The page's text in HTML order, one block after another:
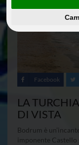
Facebook
LA
DI VISTA
Bodrum è
imponente